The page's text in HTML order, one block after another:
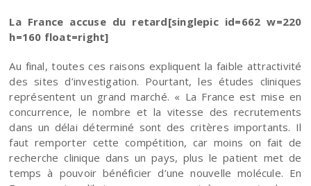
La France accuse du retard[singlepic id=662 w=220
h=160 float=right]
Au final, toutes ces raisons expliquent la faible attractivité
des sites d’investigation. Pourtant, les études cliniques
représentent un grand marché. « La France est mise en
concurrence, le nombre et la vitesse des recrutements
dans un délai déterminé sont des critères importants. Il
faut remporter cette compétition, car moins on fait de
recherche clinique dans un pays, plus le patient met de
temps à pouvoir bénéficier d’une nouvelle molécule. En